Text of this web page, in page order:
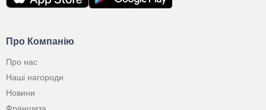
Про Компанію
Про нас
Наші нагороди
Новини